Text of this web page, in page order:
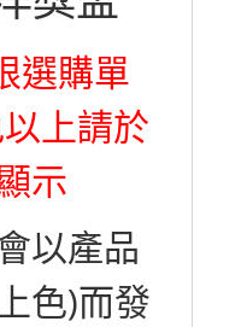
選購單
上請於
示
以產品
色)而發